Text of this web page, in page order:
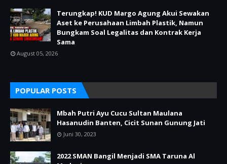
Terungkap! KUD Margo Agung Akui Sewakan
Aset ke Perusahaan Limbah Plastik, Namun
Bungkam Soal Legalitas dan Kontrak Kerja
Sama
August 05, 2026
POPULAR POSTS
Mbah Putri Ayu Cucu Sultan Maulana
Hasanudin Banten, Cicit Sunan Gunung Jati
Juni 30, 2023
2022 SMAN Bangil Menjadi SMA Taruna Al